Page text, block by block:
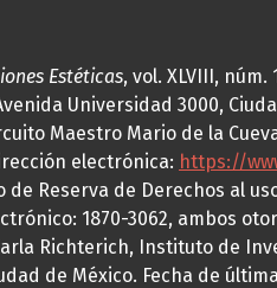
Estéticas, vol. XLVIII,
Universidad 3000,
Maestro Mario de la
electrónica: https://
Reserva de Derechos al
1870-3062, ambos
Richterich, Instituto de
de México. Fecha de